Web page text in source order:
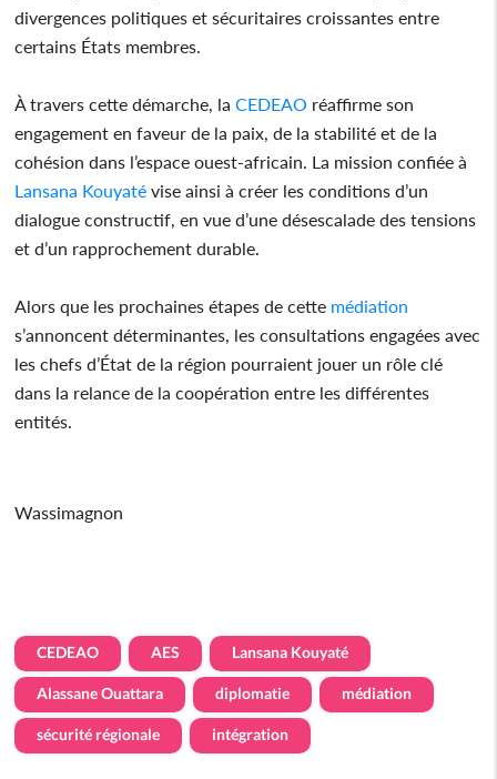
divergences politiques et sécuritaires croissantes entre
certains États membres.
À travers cette démarche, laCEDEAO réaffirme son
engagement en faveur de la paix, de la stabilité et de la
cohésion dans l’espace ouest-africain. La mission confiée à
Lansana Kouyaté vise ainsi à créer les conditions d’un
dialogue constructif, en vue d’une désescalade des tensions
et d’un rapprochement durable.
Alors que les prochaines étapes de cette médiation
s’annoncent déterminantes, les consultations engagées avec
les chefs d’État de la région pourraient jouer un rôle clé
dans la relance de la coopération entre les différentes
entités.
Wassimagnon
CEDEAO AES Lansana Kouyaté
Alassane Ouattara diplomatie médiation
sécurité régionale intégration